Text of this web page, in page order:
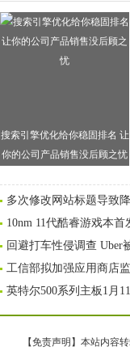
搜索引擎优化给你稳固排名 让
你的公司产品销售没后顾之忧
多次修改网站标题导致
10nm 11代酷睿游戏本
回避打车性侵调查 Uber
工信部拟加强应用商店
英特尔500系列主板1月
【免责声明】本站内容